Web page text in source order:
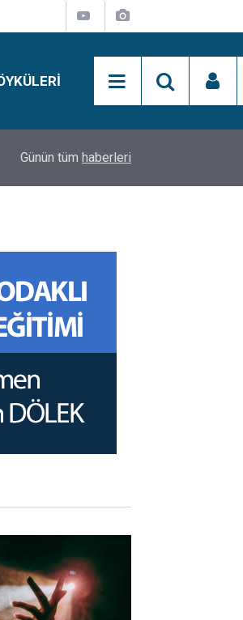
Says Dikkat Programı Nedir?
Günün tüm haberleri